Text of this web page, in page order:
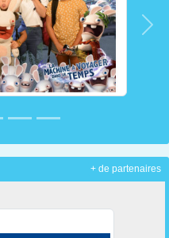
+ de partenaires